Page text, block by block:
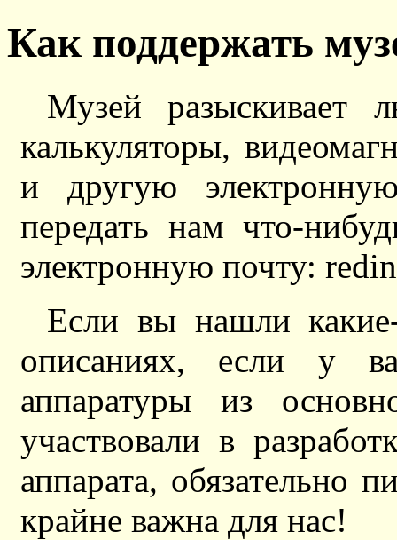
Как поддержать
Музей разыскивает
калькуляторы,
и другую
передать нам что-
электронную почту:
Если вы нашли
описаниях, если у
аппаратуры из
участвовали в
аппарата,
крайне важна для нас!